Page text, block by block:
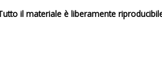
il materiale è liberamente